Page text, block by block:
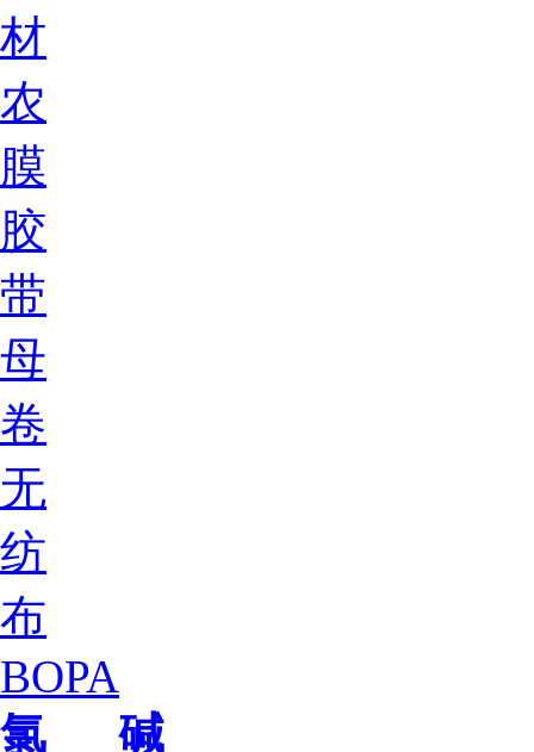
材
农
膜
胶
带
母
卷
无
纺
布
BOPA
氯 碱